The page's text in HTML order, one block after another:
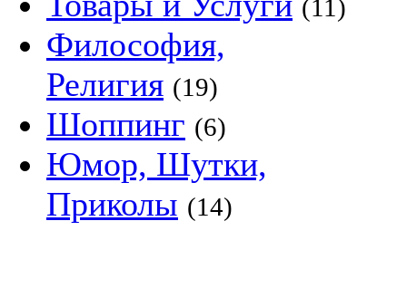
(11)
Философия,
Религия (19)
Шоппинг (6)
Юмор, Шутки,
Приколы (14)